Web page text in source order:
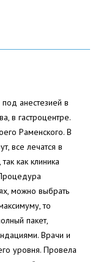
анестезией в
в гастроцентре.
Раменского. В
все лечатся в
как клиника
можно выбрать
то
пакет,
Врачи и
уровня. Провела